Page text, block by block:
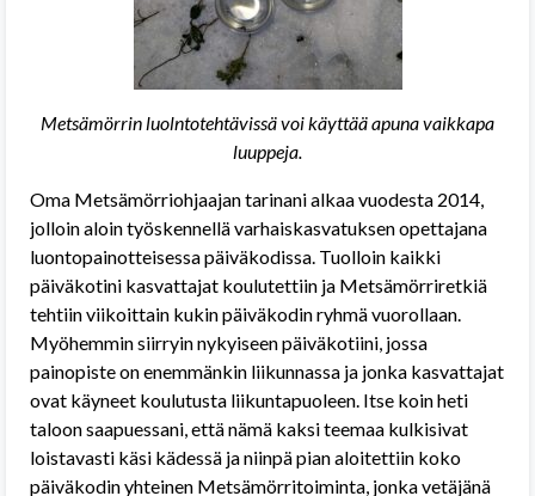
Metsämörrin luolntotehtävissä voi käyttää apuna vaikkapa
luuppeja.
Oma Metsämörriohjaajan tarinani alkaa vuodesta 2014,
jolloin aloin työskennellä varhaiskasvatuksen opettajana
luontopainotteisessa päiväkodissa. Tuolloin kaikki
päiväkotini kasvattajat koulutettiin ja Metsämörriretkiä
tehtiin viikoittain kukin päiväkodin ryhmä vuorollaan.
Myöhemmin siirryin nykyiseen päiväkotiini, jossa
painopiste on enemmänkin liikunnassa ja jonka kasvattajat
ovat käyneet koulutusta liikuntapuoleen. Itse koin heti
taloon saapuessani, että nämä kaksi teemaa kulkisivat
loistavasti käsi kädessä ja niinpä pian aloitettiin koko
päiväkodin yhteinen Metsämörritoiminta, jonka vetäjänä